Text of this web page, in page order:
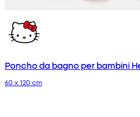
Poncho da bagno per bambini
60 x 120 cm